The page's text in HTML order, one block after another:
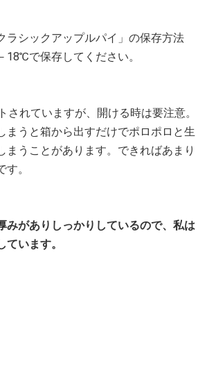
ラシックアップルパイ」の保存方法
18℃で保存してください。
されていますが、開ける時は要注意。
まうと箱から出すだけでポロポロと生
まうことがあります。できればあまり
。
みがありしっかりしているので、私は
います。